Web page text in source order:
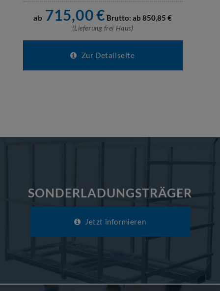
ab 715,00€ Brutto: ab 850,85 €
(Lieferung frei Haus)
Zur Detailseite
SONDERLADUNGSTRÄGER
Jetzt informieren